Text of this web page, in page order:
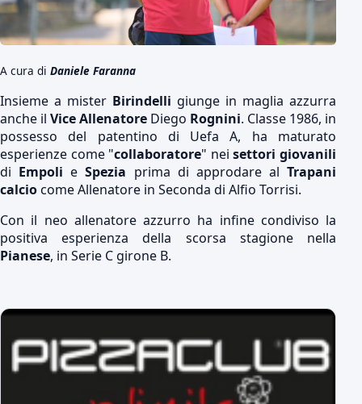
A cura di Daniele Faranna
Insieme a mister Birindelli giunge in maglia azzurra
anche il Vice Allenatore Diego Rognini. Classe 1986, in
possesso del patentino di Uefa A, ha maturato
esperienze come "collaboratore" neisettori giovanili
di Empoli eSpezia prima di approdare al Trapani
calciocome Allenatore in Seconda di Alfio Torrisi.
Con il neo allenatore azzurro ha infine condiviso la
positiva esperienza della scorsa stagione nella
Pianese, in Serie C girone B.